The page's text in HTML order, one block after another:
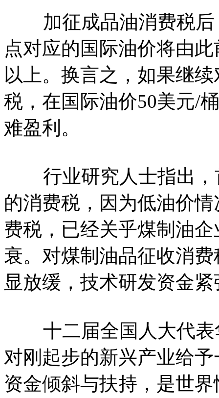
加征成品油消费税后
点对应的国际油价将由
以上。换言之，如果继
税，在国际油价50美元/
难盈利。
行业研究人士指出，
的消费税，因为低油价
费税，已经关乎煤制油
衰。对煤制油品征收消
显放缓，技术研发资金
十二届全国人大代表
对刚起步的新兴产业给
资金倾斜与扶持，是世